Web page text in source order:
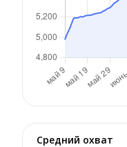
Средний охват